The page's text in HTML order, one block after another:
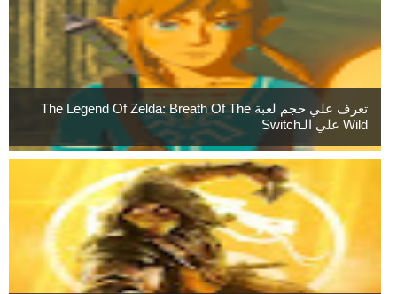
تعرف علي حجم لعبة The Legend Of Zelda: Breath Of The
Wild علي الـSwitch